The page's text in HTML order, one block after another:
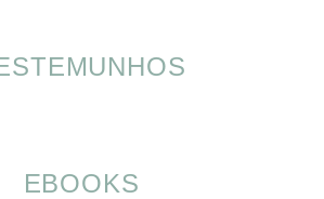
EBOOKS